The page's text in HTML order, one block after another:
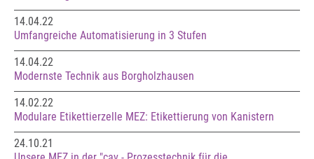
14.04.22
Umfangreiche Automatisierung in 3 Stufen
14.04.22
Modernste Technik aus Borgholzhausen
14.02.22
Modulare Etikettierzelle MEZ: Etikettierung von Kanistern
24.10.21